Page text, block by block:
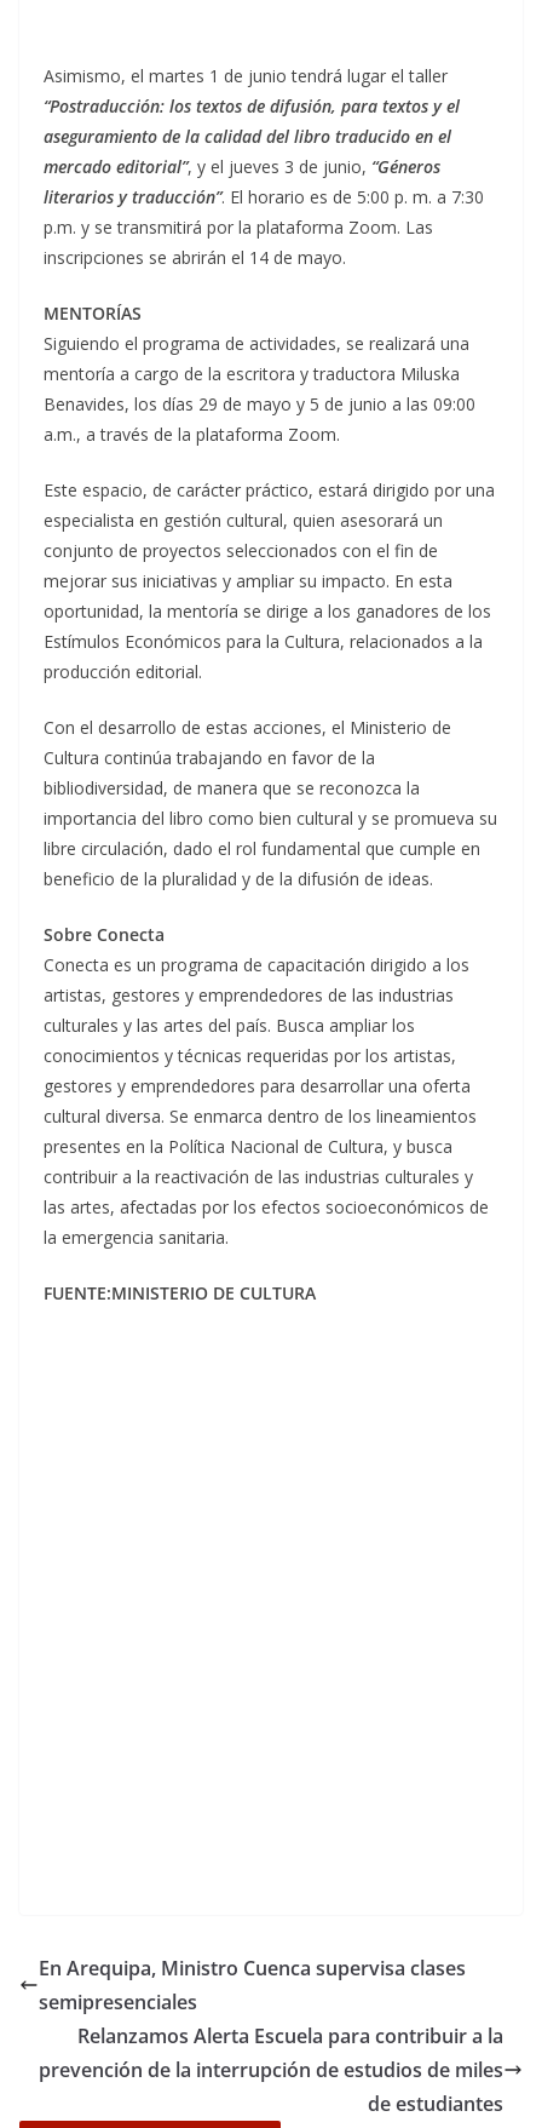
Asimismo, el martes 1 de junio tendrá lugar el taller
“Postraducción: los textos de difusión, para textos y el
aseguramiento de la calidad del libro traducido en el
mercado editorial”, y el jueves 3 de junio, “Géneros
literarios y traducción”. El horario es de 5:00 p. m. a 7:30
p.m. y se transmitirá por la plataforma Zoom. Las
inscripciones se abrirán el 14 de mayo.
MENTORÍAS
Siguiendo el programa de actividades, se realizará una
mentoría a cargo de la escritora y traductora Miluska
Benavides, los días 29 de mayo y 5 de junio a las 09:00
a.m., a través de la plataforma Zoom.
Este espacio, de carácter práctico, estará dirigido por una
especialista en gestión cultural, quien asesorará un
conjunto de proyectos seleccionados con el fin de
mejorar sus iniciativas y ampliar su impacto. En esta
oportunidad, la mentoría se dirige a los ganadores de los
Estímulos Económicos para la Cultura, relacionados a la
producción editorial.
Con el desarrollo de estas acciones, el Ministerio de
Cultura continúa trabajando en favor de la
bibliodiversidad, de manera que se reconozca la
importancia del libro como bien cultural y se promueva su
libre circulación, dado el rol fundamental que cumple en
beneficio de la pluralidad y de la difusión de ideas.
Sobre Conecta
Conecta es un programa de capacitación dirigido a los
artistas, gestores y emprendedores de las industrias
culturales y las artes del país. Busca ampliar los
conocimientos y técnicas requeridas por los artistas,
gestores y emprendedores para desarrollar una oferta
cultural diversa. Se enmarca dentro de los lineamientos
presentes en la Política Nacional de Cultura, y busca
contribuir a la reactivación de las industrias culturales y
las artes, afectadas por los efectos socioeconómicos de
la emergencia sanitaria.
FUENTE:MINISTERIO DE CULTURA
En Arequipa, Ministro Cuenca supervisa clases
semipresenciales
Relanzamos Alerta Escuela para contribuir a la
prevención de la interrupción de estudios de miles
de estudiantes